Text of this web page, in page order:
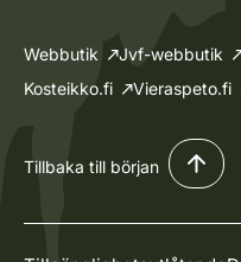
Webbutik Jvf-webbutik
Kosteikko.fi
Vieraspeto.fi
Tillbaka till början